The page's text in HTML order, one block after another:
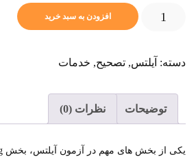
(سمیرا
افزودن به سبد خرید
دسته: آیلتس, تصحیح, خدمات
توضیحات نظرات (0)